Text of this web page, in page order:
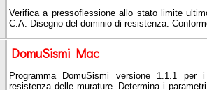
Verifica a pressoflessione allo stato limite
C.A. Disegno del dominio di resistenza.
DomuSismi Mac
Programma DomuSismi versione 1.1.1
resistenza delle murature. Determina i